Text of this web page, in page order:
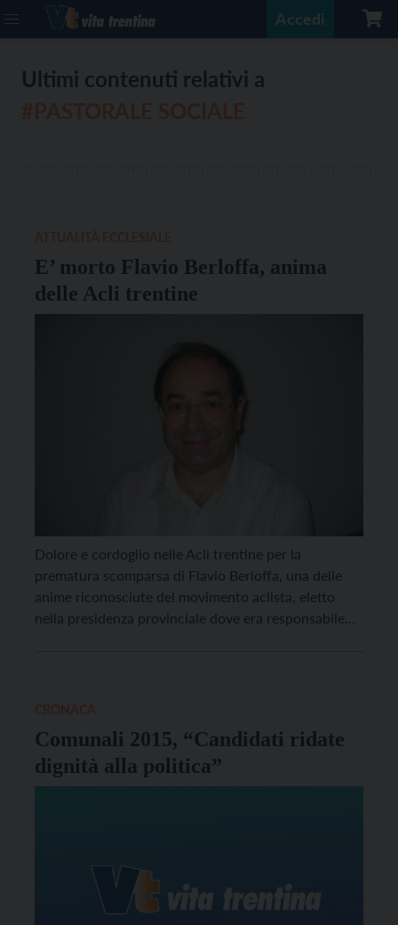
Accedi
Ultimi contenuti relativi a
E’ morto Flavio Berloffa, anima
delle Acli trentine
Dolore e cordoglio nelle Acli trentine per la
prematura scomparsa di Flavio Berloffa, una delle
anime riconosciute del movimento aclista, eletto
nella presidenza provinciale dove era responsabile
Comunali 2015, “Candidati ridate
dignità alla politica”